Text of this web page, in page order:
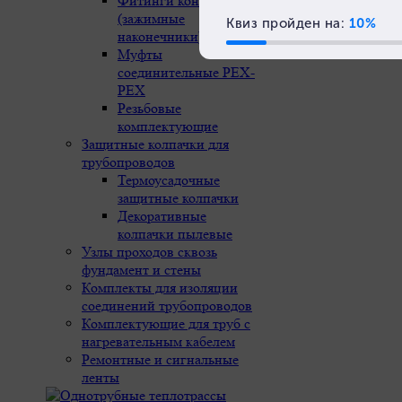
(зажимные
наконечники)
Муфты
соединительные РЕХ-
PEX
Резьбовые
комплектующие
Защитные колпачки для
трубопроводов
Термоусадочные
защитные колпачки
Декоративные
колпачки пылевые
Узлы проходов сквозь
фундамент и стены
Комплекты для изоляции
соединений трубопроводов
Комплектующие для труб с
нагревательным кабелем
Ремонтные и сигнальные
ленты
Новости